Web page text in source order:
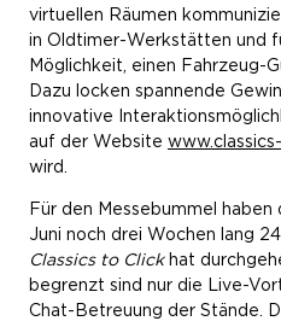
virtuellen Räumen
in Oldtimer-Werkstätten und
Möglichkeit, einen Fahrzeug-
Dazu locken spannende
innovative
auf der Website
wird.
Für den Messebummel haben
Juni noch drei Wochen lang
Classics to Clickhat
begrenzt sind nur die Live-
Chat-Betreuung der Stände.